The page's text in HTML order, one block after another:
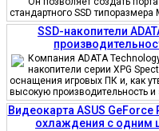
стандартного SSD
SSD-накопители
Компания ADATA
накопители серии XPG
оснащения игровых ПК и, как
высокую производительность
Видеокарта ASUS
охлаждения с одним